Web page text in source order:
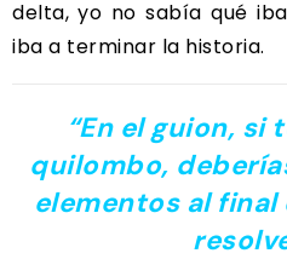
delta, yo no sabía qué
iba a terminar la historia.
“En el guion, si
quilombo,
elementos al